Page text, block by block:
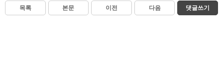
목록 본문 이전 다음 댓글쓰기